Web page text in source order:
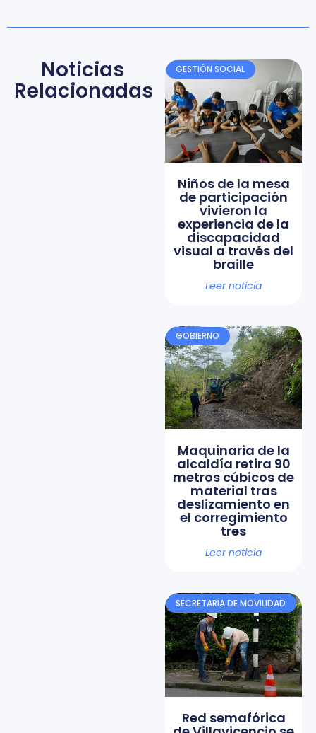
Noticias
Relacionadas
GESTIÓN SOCIAL
Niños de la mesa
de participación
vivieron la
experiencia de la
discapacidad
visual a través del
braille
Leer noticia
GOBIERNO
Maquinaria de la
alcaldía retira 90
metros cúbicos de
material tras
deslizamiento en
el corregimiento
tres
Leer noticia
SECRETARÍA DE MOVILIDAD
Red semafórica